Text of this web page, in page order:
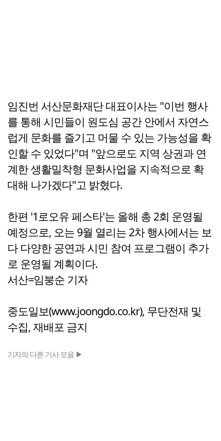
임진번 서산문화재단 대표이사는 "이번 행사
를 통해 시민들이 원도심 공간 안에서 자연스
럽게 문화를 즐기고 머물 수 있는 가능성을 확
인할 수 있었다"며 "앞으로도 지역 상권과 연
계한 생활밀착형 문화사업을 지속적으로 확
대해 나가겠다"고 밝혔다.
한편 '1로오유 페스타'는 올해 총 2회 운영될
예정으로, 오는 9월 열리는 2차 행사에서는 보
다 다양한 공연과 시민 참여 프로그램이 추가
로 운영될 계획이다.
서산=임붕순 기자
중도일보(www.joongdo.co.kr), 무단전재 및
수집, 재배포 금지
기자의 다른 기사 모음 ▶